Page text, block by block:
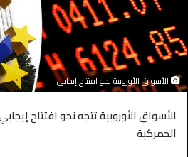
الأسواق الأوروبية نحو افتتاح إيجابي
الأسواق الأوروبية تتجه نحو افتتاح
الجمركية